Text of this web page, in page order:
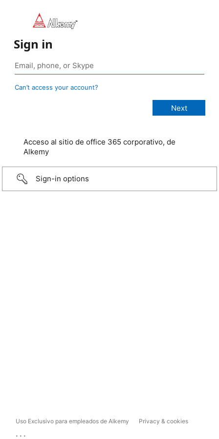
Sign in
Can’t access your account?
Acceso al sitio de office 365 corporativo, de
Alkemy
Sign-in options
Uso Exclusivo para empleados de Alkemy Privacy & cookies
...